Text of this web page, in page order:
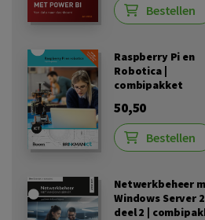
Bestellen
Raspberry Pi en
Robotica |
combipakket
50,50
Bestellen
Netwerkbeheer
Windows Server
deel 2 |